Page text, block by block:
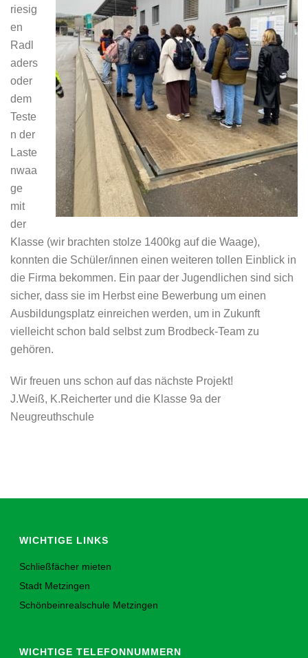
riesig
en
Radl
aders
oder
dem
Teste
n der
Laste
nwaa
ge
mit
der
Klasse (wir brachten stolze 1400kg auf die Waage),
konnten die Schüler/innen einen weiteren tollen Einblick in
die Firma bekommen. Ein paar der Jugendlichen sind sich
sicher, dass sie im Herbst eine Bewerbung um einen
Ausbildungsplatz einreichen werden, um in Zukunft
vielleicht schon bald selbst zum Brodbeck-Team zu
gehören.
Wir freuen uns schon auf das nächste Projekt!
J.Weiß, K.Reicherter und die Klasse 9a der
Neugreuthschule
WICHTIGE LINKS
Schließfächer mieten
Stadt Metzingen
Schönbeinrealschule Metzingen
WICHTIGE TELEFONNUMMERN